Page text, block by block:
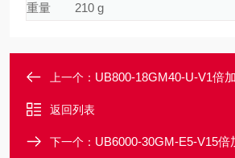
重量
210 g
上一个： UB800-18GM40-U-V1倍加福超声波传
返回列表
下一个： UB6000-30GM-E5-V15倍加福P+F传